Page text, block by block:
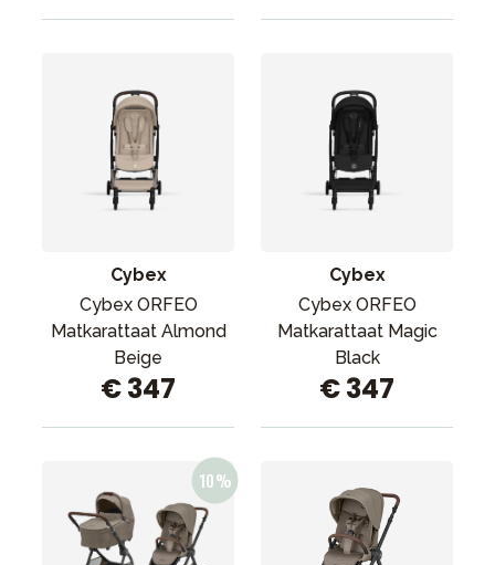
Cybex
Cybex ORFEO
Matkarattaat Almond
Beige
€ 347
Cybex
Cybex ORFEO
Matkarattaat Magic
Black
€ 347